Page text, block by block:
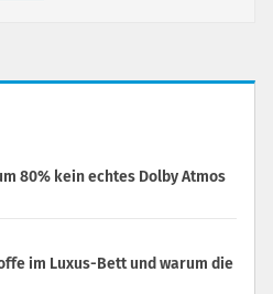
80% kein echtes Dolby Atmos
im Luxus-Bett und warum die